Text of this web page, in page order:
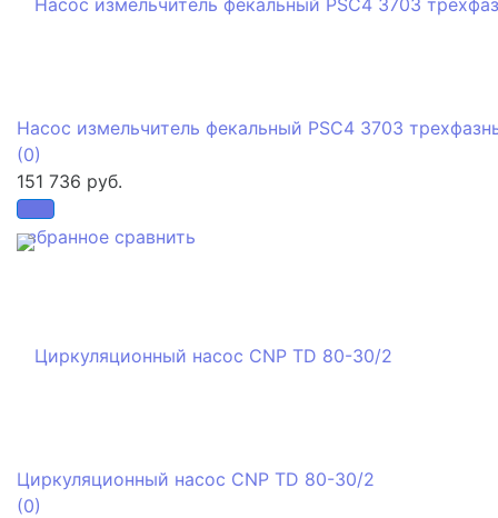
избранное сравнить
Насос измельчитель фекальный PSC4 3703
(0)
151 736 руб.
Циркуляционный насос CNP TD 80-30/2
(0)